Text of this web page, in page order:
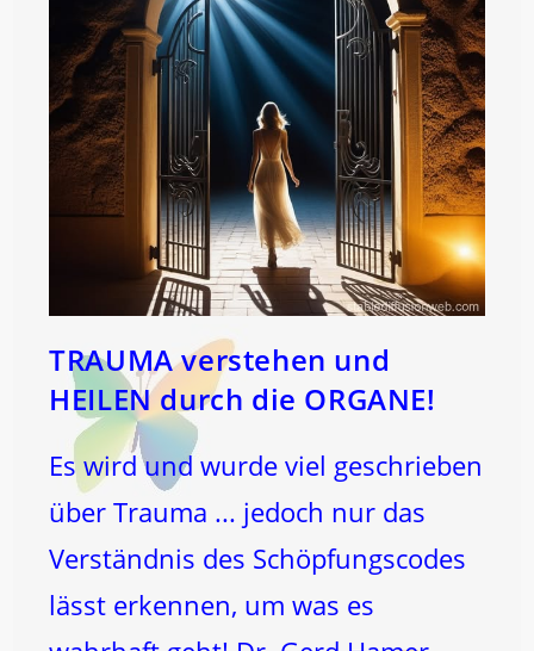
TRAUMA verstehen und
HEILEN durch die ORGANE!
Es wird und wurde viel geschrieben
über Trauma ... jedoch nur das
Verständnis des Schöpfungscodes
lässt erkennen, um was es